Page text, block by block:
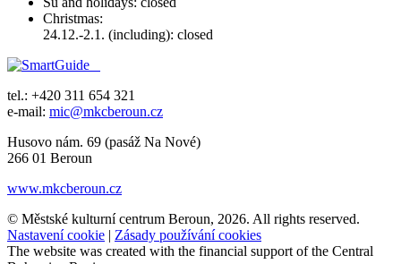
Christmas:
24.12.-2.1. (including): closed
tel.: +420 311 654 321
e-mail: mic@mkcberoun.cz
Husovo nám. 69 (pasáž Na Nové)
266 01 Beroun
www.mkcberoun.cz
© Městské kulturní centrum Beroun, 2026. All rights reserved.
Nastavení cookie | Zásady používání cookies
The website was created with the financial support of the Central